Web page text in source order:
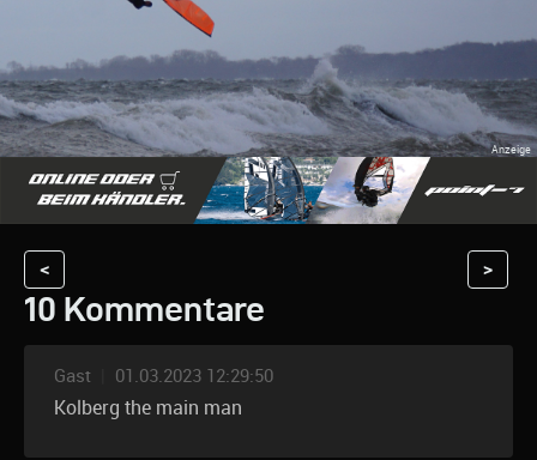
< >
10 Kommentare
Gast 01.03.2023 12:29:50
Kolberg the main man